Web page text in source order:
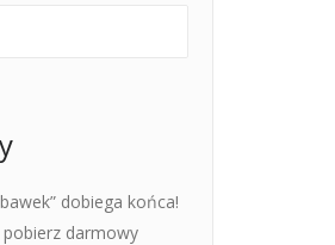
dobiega końca!
darmowy